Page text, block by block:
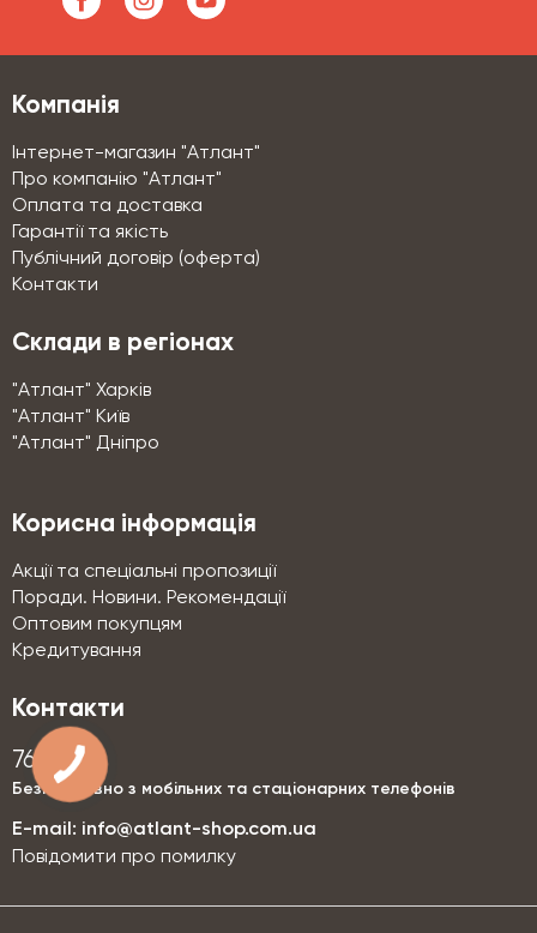
Компанія
Інтернет-магазин "Атлант"
Про компанію "Атлант"
Оплата та доставка
Гарантії та якість
Публічний договір (оферта)
Контакти
Склади в регіонах
"Атлант" Харків
"Атлант" Київ
"Атлант" Дніпро
Корисна інформація
Акції та спеціальні пропозиції
Поради. Новини. Рекомендації
Оптовим покупцям
Кредитування
Контакти
76-76
Безкоштовно з мобільних та стаціонарних телефонів
E-mail: info@atlant-shop.com.ua
Повідомити про помилку